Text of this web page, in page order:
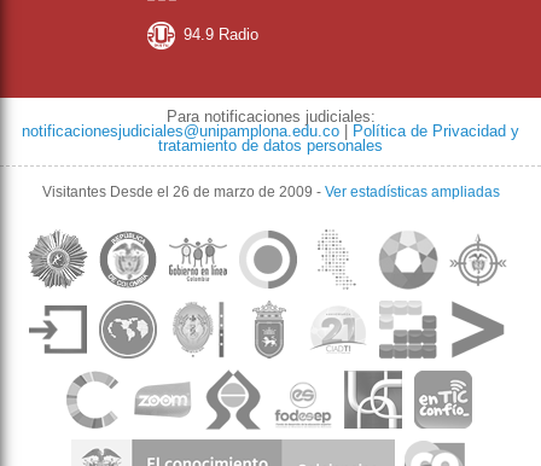
94.9 Radio
Para notificaciones judiciales:
notificacionesjudiciales@unipamplona.edu.co
Política de Privacidad y
tratamiento de datos personales
Visitantes Desde el 26 de marzo de 2009 - Ver estadísticas ampliadas